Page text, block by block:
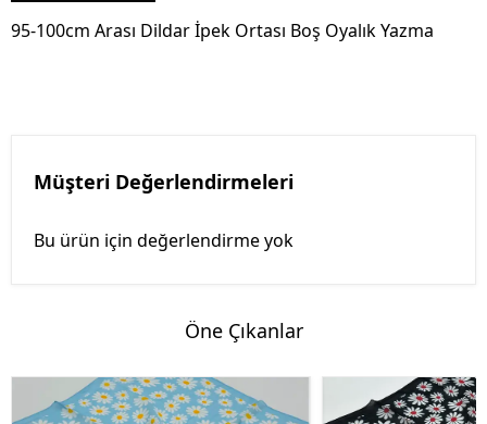
95-100cm Arası Dildar İpek Ortası Boş Oyalık Yazma
Müşteri Değerlendirmeleri
Bu ürün için değerlendirme yok
Öne Çıkanlar